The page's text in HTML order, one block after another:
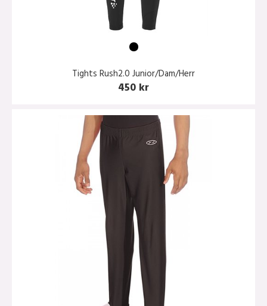
Tights Rush2.0 Junior/Dam/Herr
450 kr